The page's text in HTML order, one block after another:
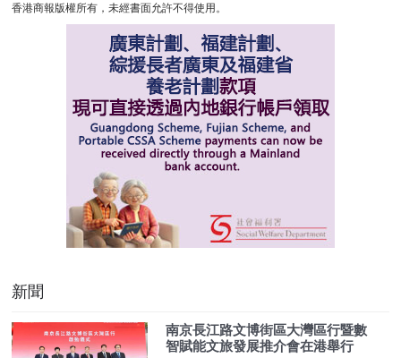
香港商報版權所有，未經書面允許不得使用。
新聞
南京長江路文博街區大灣區行暨數
智賦能文旅發展推介會在港舉行